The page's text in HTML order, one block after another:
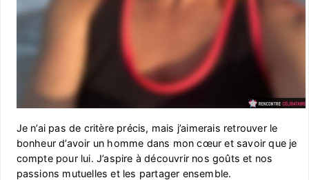
Je n’ai pas de critère précis, mais j’aimerais retrouver le
bonheur d’avoir un homme dans mon cœur et savoir que je
compte pour lui. J’aspire à découvrir nos goûts et nos
passions mutuelles et les partager ensemble.